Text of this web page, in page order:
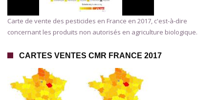
Carte de vente des pesticides en France en 2017, c'est-à-dire
concernant les produits non autorisés en agriculture biologique.
CARTES VENTES CMR FRANCE 2017